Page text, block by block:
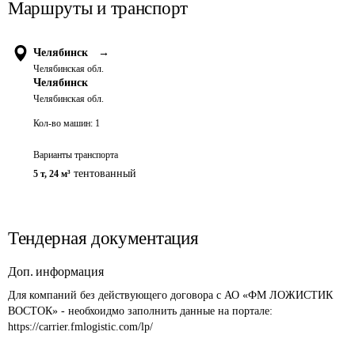
Маршруты и транспорт
Челябинск →
Челябинская обл.
Челябинск
Челябинская обл.
Кол-во машин: 1
Варианты транспорта
5 т, 24 м³ тентованный
Тендерная документация
Доп. информация
Для компаний без действующего договора с АО «ФМ ЛОЖИСТИК
ВОСТОК» - необхоидмо заполнить данные на портале:
https://carrier.fmlogistic.com/lp/